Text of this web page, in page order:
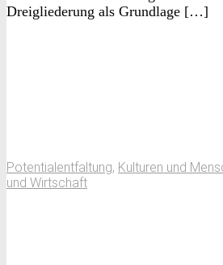
Dreigliederung als Grundlage […]
Potentialentfaltung, Kulturen und
und Wirtschaft